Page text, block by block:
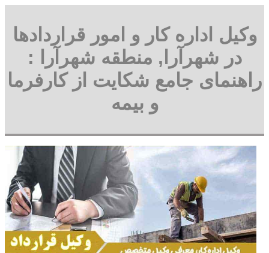
وکیل اداره کار و امور قراردادها
در شهرآرا, منطقه شهرآرا :
راهنمای جامع شکایت از کارفرما
و بیمه